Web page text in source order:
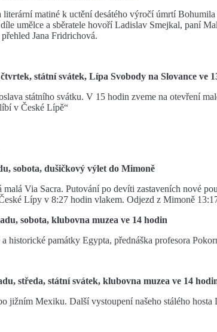
literární matiné k uctění desátého výročí úmrtí
umělce a sběratele hovoří Ladislav Smejkal, paní
Jana Fridrichová.
státní svátek, Lípa Svobody na Slovance ve
státního svátku. V 15 hodin zveme na otevření
v České Lípě“
sobota, dušičkový výlet do Mimoně
malá Via Sacra. Putování po devíti zastaveních nové
Lípy v 8:27 hodin vlakem. Odjezd z Mimoně
sobota, klubovna muzea ve 14 hodin
historické památky Egypta, přednáška profesora
středa, státní svátek, klubovna muzea ve 14
jižním Mexiku. Další vystoupení našeho stálého hosta